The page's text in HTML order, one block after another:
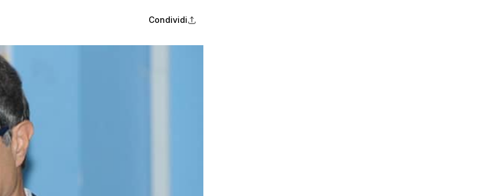
Condividi